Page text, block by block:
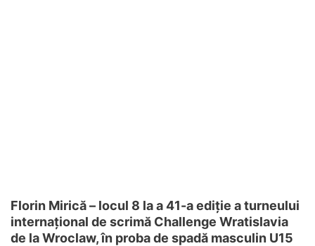
Florin Mirică – locul 8 la a 41-a ediție a turneului
internațional de scrimă Challenge Wratislavia
de la Wroclaw, în proba de spadă masculin U15